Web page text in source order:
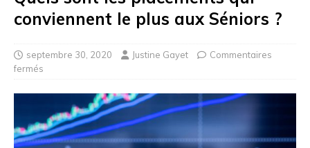
conviennent le plus aux Séniors ?
septembre 30, 2020 Justine Gayet
Commentaires
fermés